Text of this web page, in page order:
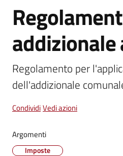
Amministrazione
Menu selezionato
Novità
Servizi
Vivere
Guelfo
Salta al contenuto
addizionale
Regolamento per
dell'addizionale
CondividiVedi azioni
Argomenti
Imposte